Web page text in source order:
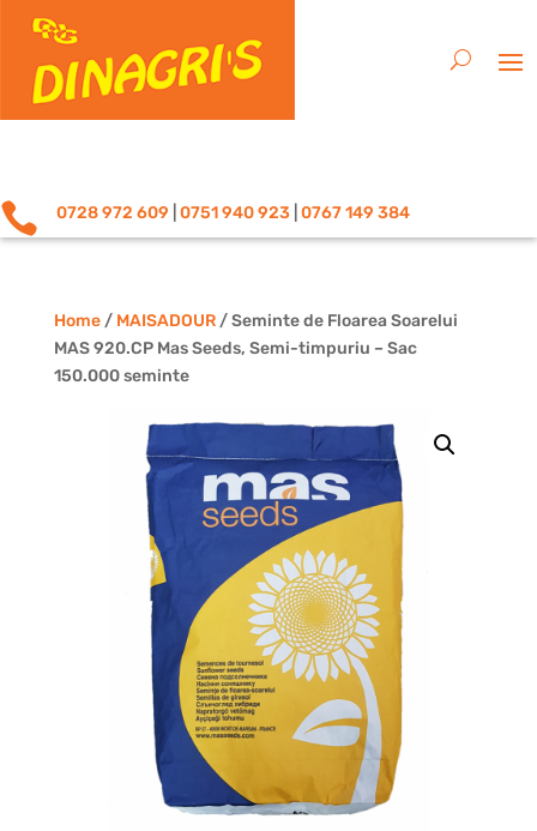
 0728 972 609 0751 940 923 0767 149 384
Home/ MAISADOUR/ Seminte de Floarea Soarelui
MAS 920.CP Mas Seeds, Semi-timpuriu – Sac
150.000 seminte